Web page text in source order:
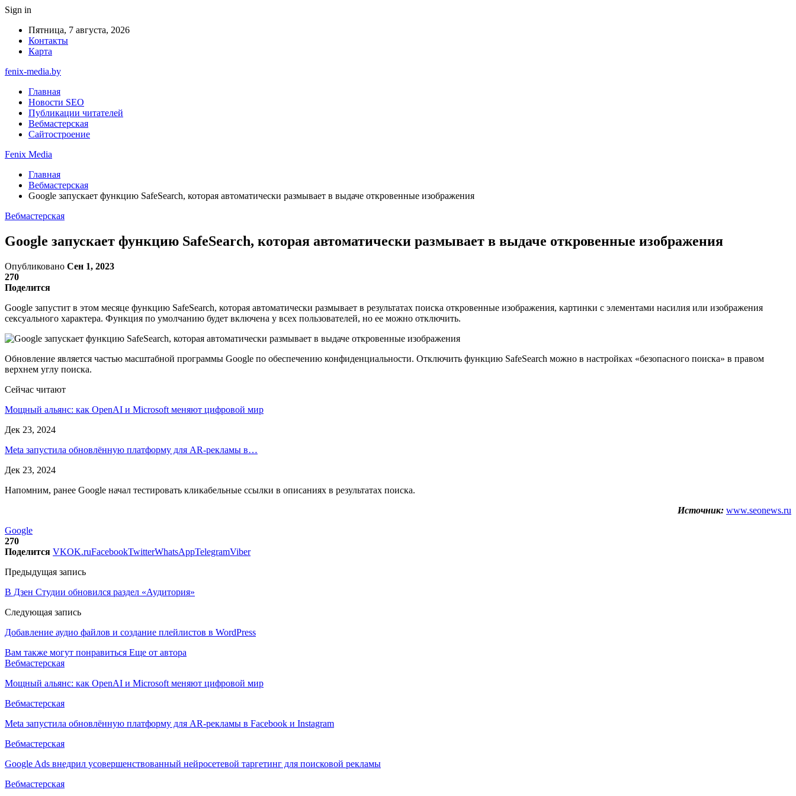
Sign in
Пятница, 7 августа, 2026
Контакты
Карта
fenix-media.by
Главная
Новости SEO
Публикации читателей
Вебмастерская
Сайтостроение
Fenix Media
Главная
Вебмастерская
Google запускает функцию SafeSearch, которая автоматически размывает в выдаче откровенные изображения
Вебмастерская
Google запускает функцию SafeSearch, которая автоматически размывает в выдаче откровенные изображения
Опубликовано Сен 1, 2023
270
Поделится
Google запустит в этом месяце функцию SafeSearch, которая автоматически размывает в результатах поиска откровенные изображения, картинки с элементами насилия или изображения
сексуального характера. Функция по умолчанию будет включена у всех пользователей, но ее можно отключить.
Обновление является частью масштабной программы Google по обеспечению конфиденциальности. Отключить функцию SafeSearch можно в настройках «безопасного поиска» в правом
верхнем углу поиска.
Сейчас читают
Мощный альянс: как OpenAI и Microsoft меняют цифровой мир
Дек 23, 2024
Meta запустила обновлённую платформу для AR-рекламы в…
Дек 23, 2024
Напомним, ранее Google начал тестировать кликабельные ссылки в описаниях в результатах поиска.
Источник: www.seonews.ru
Google
270
Поделится VKOK.ruFacebookTwitterWhatsAppTelegramViber
Предыдущая запись
В Дзен Студии обновился раздел «Аудитория»
Следующая запись
Добавление аудио файлов и создание плейлистов в WordPress
Вам также могут понравиться Еще от автора
Вебмастерская
Мощный альянс: как OpenAI и Microsoft меняют цифровой мир
Вебмастерская
Meta запустила обновлённую платформу для AR-рекламы в Facebook и Instagram
Вебмастерская
Google Ads внедрил усовершенствованный нейросетевой таргетинг для поисковой рекламы
Вебмастерская